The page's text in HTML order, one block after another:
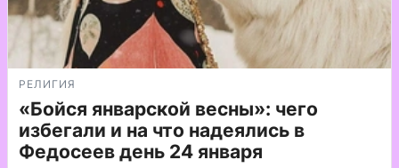
РЕЛИГИЯ
«Бойся январской весны»: чего
избегали и на что надеялись в
Федосеев день 24 января